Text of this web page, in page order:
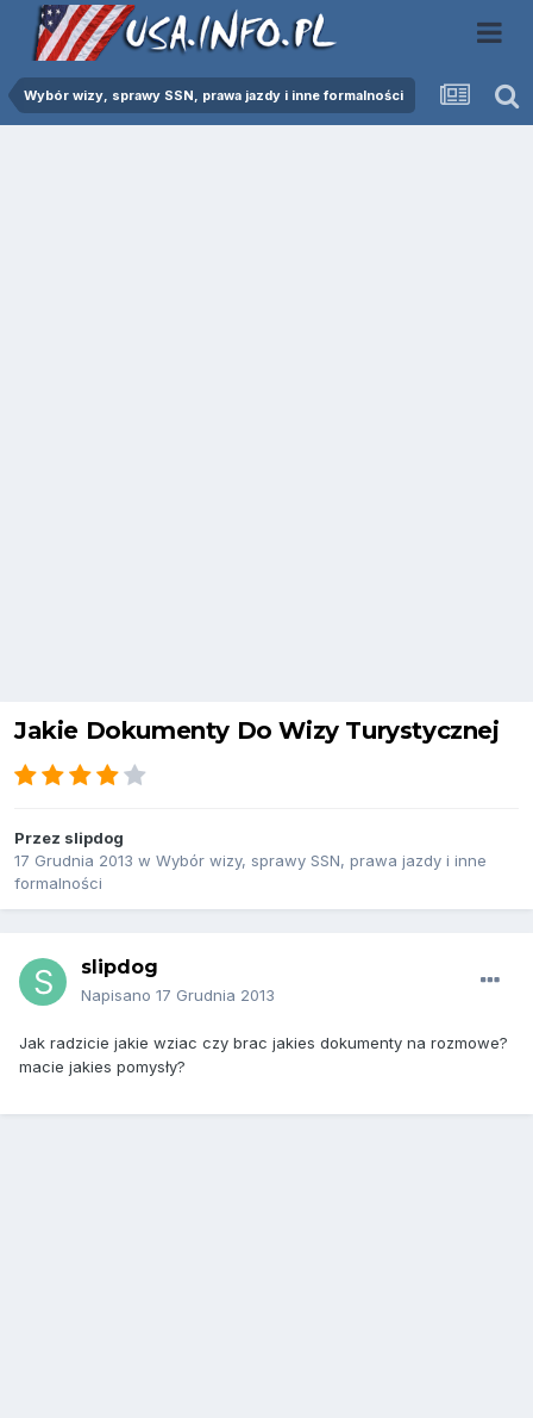
Wybór wizy, sprawy SSN, prawa jazdy i inne formalności
Jakie Dokumenty Do Wizy Turystycznej
Przez slipdog
17 Grudnia 2013 w Wybór wizy, sprawy SSN, prawa jazdy i inne
formalności
slipdog
Napisano 17 Grudnia 2013
Jak radzicie jakie wziac czy brac jakies dokumenty na rozmowe?
macie jakies pomysły?